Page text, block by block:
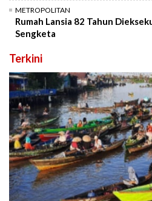
METROPOLITAN
Rumah Lansia 82 Tahun
Sengketa
Terkini